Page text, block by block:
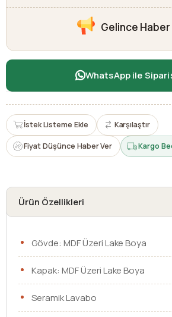
Gelince Haber
WhatsApp ile
İstek Listeme Ekle Karşılaştır
Fiyat Düşünce Haber Ver Kargo
Ürün Özellikleri
Gövde: MDF Üzeri Lake Boya
Kapak: MDF Üzeri Lake Boya
Seramik Lavabo